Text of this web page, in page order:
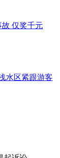
仅奖千元
水区紧跟游客